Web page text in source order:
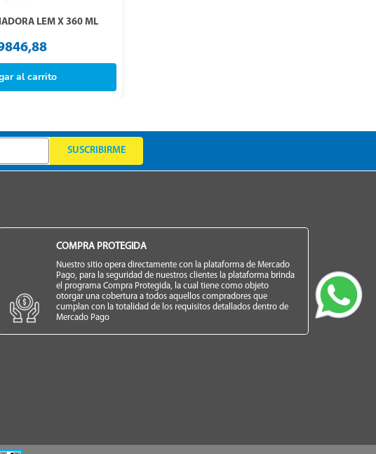
LEM X 360 ML
,88
al carrito
SUSCRIBIRME
COMPRA PROTEGIDA
Nuestro sitio opera directamente con la plataforma de Mercado
Pago, para la seguridad de nuestros clientes la plataforma brinda
el programa Compra Protegida, la cual tiene como objeto
otorgar una cobertura a todos aquellos compradores que
cumplan con la totalidad de los requisitos detallados dentro de
Mercado Pago